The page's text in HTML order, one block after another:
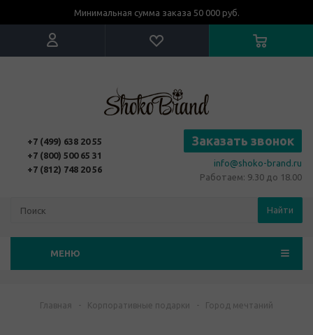
Минимальная сумма заказа 50 000 руб.
+7 (499) 638 20 55
+7 (800) 500 65 31
+7 (812) 748 20 56
Заказать звонок
info@shoko-brand.ru
Работаем: 9.30 до 18.00
Найти
МЕНЮ
Главная - Корпоративные подарки - Город мечтаний